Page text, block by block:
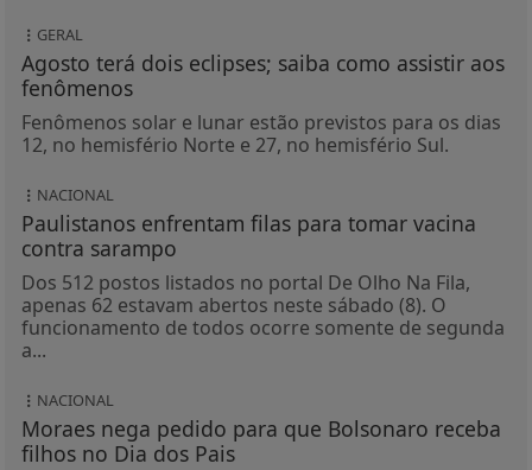
GERAL
Agosto terá dois eclipses; saiba como assistir aos
fenômenos
Fenômenos solar e lunar estão previstos para os dias
12, no hemisfério Norte e 27, no hemisfério Sul.
NACIONAL
Paulistanos enfrentam filas para tomar vacina
contra sarampo
Dos 512 postos listados no portal De Olho Na Fila,
apenas 62 estavam abertos neste sábado (8). O
funcionamento de todos ocorre somente de segunda
a...
NACIONAL
Moraes nega pedido para que Bolsonaro receba
filhos no Dia dos Pais